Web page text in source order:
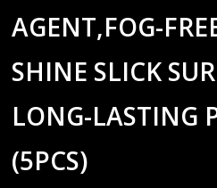
AGENT,FOG-
SHINE SLICK
LONG-LASTING
(5PCS)